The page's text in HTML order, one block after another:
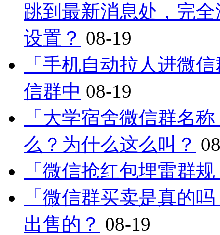
跳到最新消息处，完
设置？ 08-19
「手机自动拉人进微
信群中 08-19
「大学宿舍微信群名
么？为什么这么叫？
「微信抢红包埋雷群
「微信群买卖是真的
出售的？ 08-19